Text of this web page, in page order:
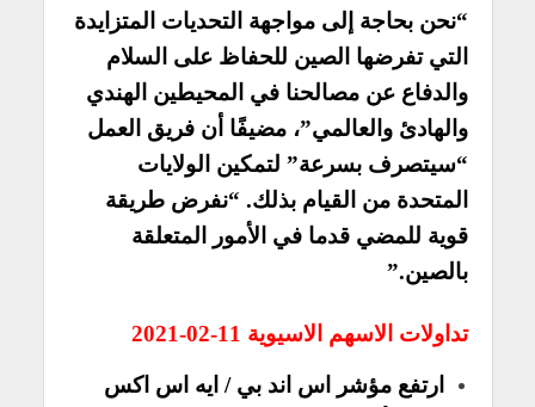
“نحن بحاجة إلى مواجهة التحديات المتزايدة
التي تفرضها الصين للحفاظ على السلام
والدفاع عن مصالحنا في المحيطين الهندي
والهادئ والعالمي”، مضيفًا أن فريق العمل
“سيتصرف بسرعة” لتمكين الولايات
المتحدة من القيام بذلك. “نفرض طريقة
قوية للمضي قدما في الأمور المتعلقة
بالصين.”
تداولات الاسهم الاسيوية 11-02-2021
ارتفع مؤشر اس اند بي / ايه اس اكس